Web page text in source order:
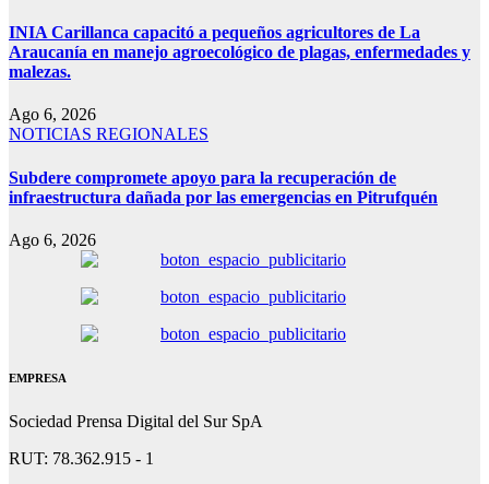
INIA Carillanca capacitó a pequeños agricultores de La
Araucanía en manejo agroecológico de plagas, enfermedades y
malezas.
Ago 6, 2026
NOTICIAS REGIONALES
Subdere compromete apoyo para la recuperación de
infraestructura dañada por las emergencias en Pitrufquén
Ago 6, 2026
EMPRESA
Sociedad Prensa Digital del Sur SpA
RUT: 78.362.915 - 1